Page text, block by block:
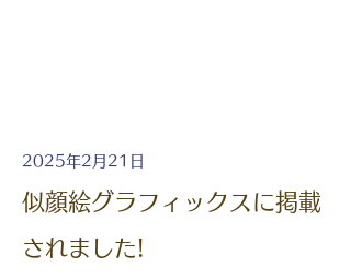
2025年2月21日
似顔絵グラフィックスに掲載
されました!